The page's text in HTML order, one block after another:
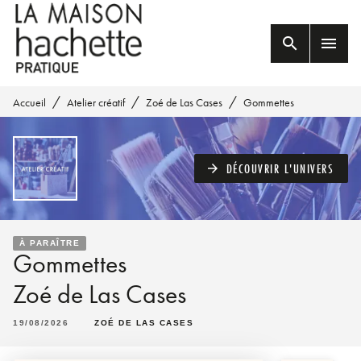
MENU RECHERCHE
PIED DE PAGE
search menu
Accueil / Atelier créatif / Zoé de Las Cases / Gommettes
arrow_forward DÉCOUVRIR L'UNIVERS
À PARAÎTRE
Gommettes
Zoé de Las Cases
19/08/2026 ZOÉ DE LAS CASES